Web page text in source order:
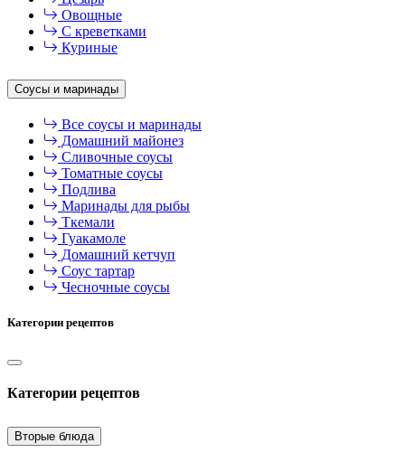
Овощные
С креветками
Куриные
Соусы и маринады
Все соусы и маринады
Домашний майонез
Сливочные соусы
Томатные соусы
Подлива
Маринады для рыбы
Ткемали
Гуакамоле
Домашний кетчуп
Соус тартар
Чесночные соусы
Категории рецептов
Категории рецептов
Вторые блюда